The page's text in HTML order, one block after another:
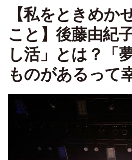
【私をときめか
こと】後藤由紀
し活」とは？「
ものがあるって